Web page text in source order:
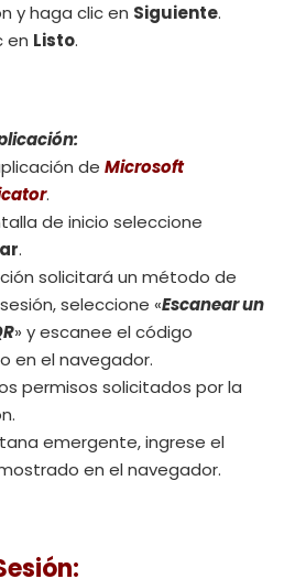
y haga clic en Siguiente.
en Listo.
de Microsoft
.
de inicio seleccione
.
solicitará un método de
seleccione «Escanear un
» y escanee el código
en el navegador.
permisos solicitados por la
emergente, ingrese el
en el navegador.